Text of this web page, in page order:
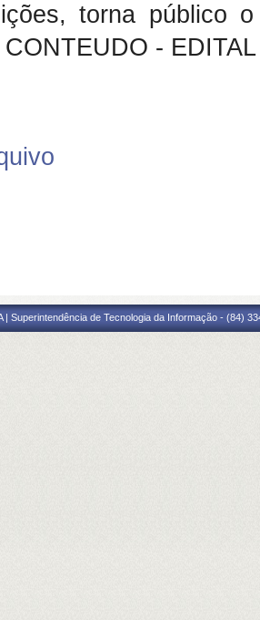
torna público
CONTEUDO -
| Superintendência de Tecnologia da Informação - (84)